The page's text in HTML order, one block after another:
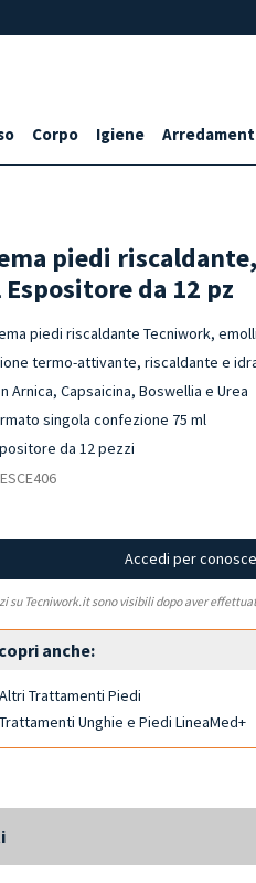
Corpo Igiene
piedi
da 12 pz
piedi riscaldante Tecniwork,
termo-attivante, riscaldante e
Arnica, Capsaicina, Boswellia e Urea
singola confezione 75 ml
da 12 pezzi
Accedi per
su Tecniwork.it sono visibili dopo aver
anche:
Trattamenti Piedi
Unghie e Piedi LineaMed+